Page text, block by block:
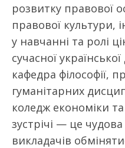
розвитку правової
правової культури,
у навчанні та ролі
сучасної
кафедра філософії,
гуманітарних
коледж економіки
зустрічі — це чудова
викладачів